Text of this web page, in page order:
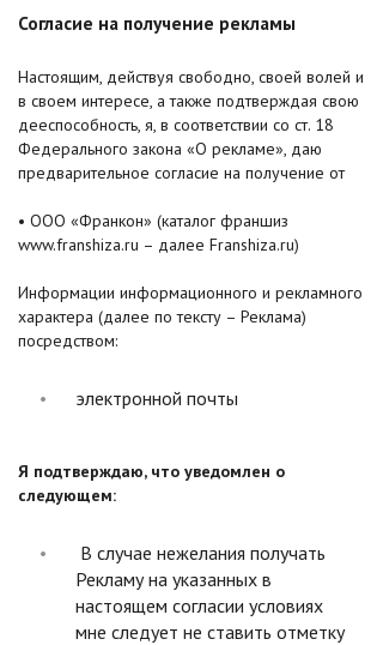
Согласие на получение рекламы
Настоящим, действуя свободно, своей волей и
в своем интересе, а также подтверждая свою
дееспособность, я, в соответствии со ст. 18
Федерального закона «О рекламе», даю
предварительное согласие на получение от
• ООО «Франкон» (каталог франшиз
www.franshiza.ru – далее Franshiza.ru)
Информации информационного и рекламного
характера (далее по тексту – Реклама)
посредством:
электронной почты
Я подтверждаю, что уведомлен о
следующем:
В случае нежелания получать
Рекламу на указанных в
настоящем согласии условиях
мне следует не ставить отметку